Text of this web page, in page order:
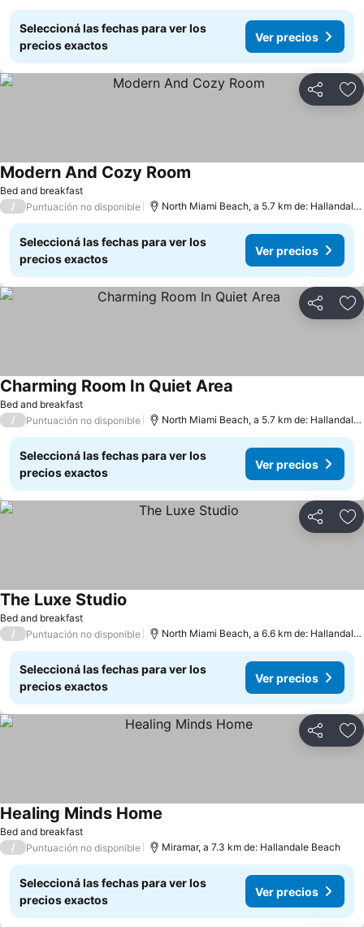
Seleccioná las fechas para ver los
precios exactos
Ver precios
Compartir
Bed and breakfast
Modern And Cozy Room
/ Puntuación no disponible North Miami Beach, a 5.7 km de: Hallandale Beach
Seleccioná las fechas para ver los
precios exactos
Ver precios
Compartir
Bed and breakfast
Charming Room In Quiet Area
/ Puntuación no disponible North Miami Beach, a 5.7 km de: Hallandale Beach
Seleccioná las fechas para ver los
precios exactos
Ver precios
Compartir
Bed and breakfast
The Luxe Studio
/ Puntuación no disponible North Miami Beach, a 6.6 km de: Hallandale Beach
Seleccioná las fechas para ver los
precios exactos
Ver precios
Compartir
Bed and breakfast
Healing Minds Home
/ Puntuación no disponible Miramar, a 7.3 km de: Hallandale Beach
Seleccioná las fechas para ver los
precios exactos
Ver precios